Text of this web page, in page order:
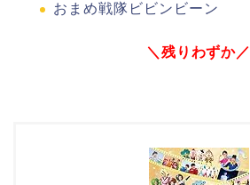
おまめ戦隊ビビンビーン
＼残りわずか／